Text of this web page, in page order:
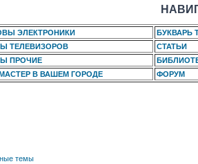
ЭЛЕКТРОНИКИ
БУКВАРЬ
ТЕЛЕВИЗОРОВ
СТАТЬИ
ПРОЧИЕ
В ВАШЕМ ГОРОДЕ
ФОРУМ
темы